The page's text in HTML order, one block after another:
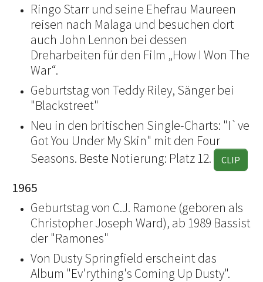
Ringo Starr und seine Ehefrau Maureen
reisen nach Malaga und besuchen dort
auch John Lennon bei dessen
Dreharbeiten für den Film „How I Won The
War“.
Geburtstag von Teddy Riley, Sänger bei
"Blackstreet"
Neu in den britischen Single-Charts: "I`ve
Got You Under My Skin" mit den Four
Seasons. Beste Notierung: Platz 12.
CLIP
1965
Geburtstag von C.J. Ramone (geboren als
Christopher Joseph Ward), ab 1989 Bassist
der "Ramones"
Von Dusty Springfield erscheint das
Album "Ev'rything's Coming Up Dusty".